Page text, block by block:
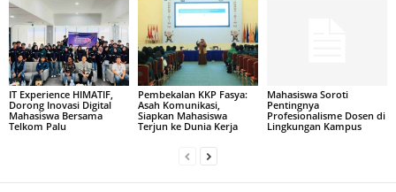
IT Experience HIMATIF,
Dorong Inovasi Digital
Mahasiswa Bersama
Telkom Palu
Pembekalan KKP Fasya:
Asah Komunikasi,
Siapkan Mahasiswa
Terjun ke Dunia Kerja
Mahasiswa Soroti
Pentingnya
Profesionalisme Dosen di
Lingkungan Kampus